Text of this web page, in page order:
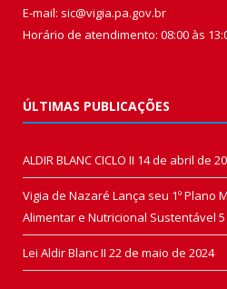
E-mail: sic@vigia.pa.gov.br
Horário de atendimento: 08:00 às
ÚLTIMAS PUBLICAÇÕES
ALDIR BLANC CICLO II 14 de abril de
Vigia de Nazaré Lança seu 1º Plano
Alimentar e Nutricional Sustentável
Lei Aldir Blanc II 22 de maio de 2024